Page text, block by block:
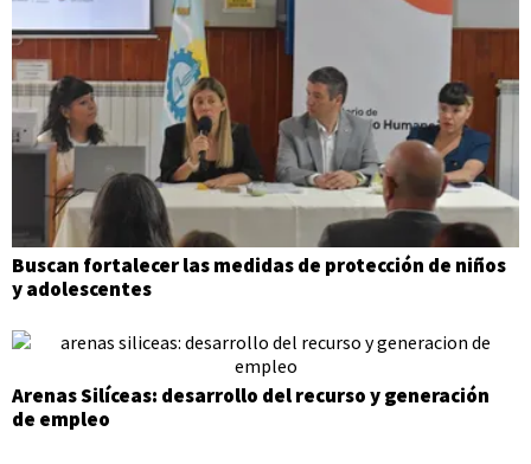
Buscan fortalecer las medidas de protección de niños
y adolescentes
Arenas Silíceas: desarrollo del recurso y generación
de empleo